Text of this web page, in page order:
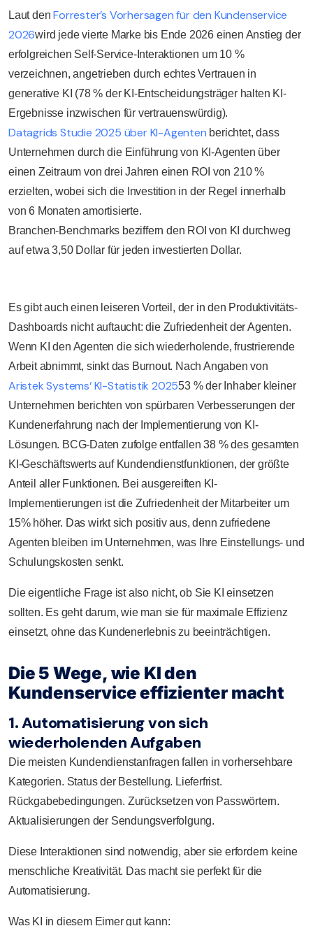
Laut den Forrester’s Vorhersagen für den Kundenservice
2026wird jede vierte Marke bis Ende 2026 einen Anstieg der
erfolgreichen Self-Service-Interaktionen um 10 %
verzeichnen, angetrieben durch echtes Vertrauen in
generative KI (78 % der KI-Entscheidungsträger halten KI-
Ergebnisse inzwischen für vertrauenswürdig).
Datagrids Studie 2025 über KI-Agenten berichtet, dass
Unternehmen durch die Einführung von KI-Agenten über
einen Zeitraum von drei Jahren einen ROI von 210 %
erzielten, wobei sich die Investition in der Regel innerhalb
von 6 Monaten amortisierte.
Branchen-Benchmarks beziffern den ROI von KI durchweg
auf etwa 3,50 Dollar für jeden investierten Dollar.
Es gibt auch einen leiseren Vorteil, der in den Produktivitäts-
Dashboards nicht auftaucht: die Zufriedenheit der Agenten.
Wenn KI den Agenten die sich wiederholende, frustrierende
Arbeit abnimmt, sinkt das Burnout. Nach Angaben von
Aristek Systems‘ KI-Statistik 202553 % der Inhaber kleiner
Unternehmen berichten von spürbaren Verbesserungen der
Kundenerfahrung nach der Implementierung von KI-
Lösungen. BCG-Daten zufolge entfallen 38 % des gesamten
KI-Geschäftswerts auf Kundendienstfunktionen, der größte
Anteil aller Funktionen. Bei ausgereiften KI-
Implementierungen ist die Zufriedenheit der Mitarbeiter um
15% höher. Das wirkt sich positiv aus, denn zufriedene
Agenten bleiben im Unternehmen, was Ihre Einstellungs- und
Schulungskosten senkt.
Die eigentliche Frage ist also nicht, ob Sie KI einsetzen
sollten. Es geht darum, wie man sie für maximale Effizienz
einsetzt, ohne das Kundenerlebnis zu beeinträchtigen.
Die 5 Wege, wie KI den
Kundenservice effizienter macht
1. Automatisierung von sich
wiederholenden Aufgaben
Die meisten Kundendienstanfragen fallen in vorhersehbare
Kategorien. Status der Bestellung. Lieferfrist.
Rückgabebedingungen. Zurücksetzen von Passwörtern.
Aktualisierungen der Sendungsverfolgung.
Diese Interaktionen sind notwendig, aber sie erfordern keine
menschliche Kreativität. Das macht sie perfekt für die
Automatisierung.
Was KI in diesem Eimer gut kann: